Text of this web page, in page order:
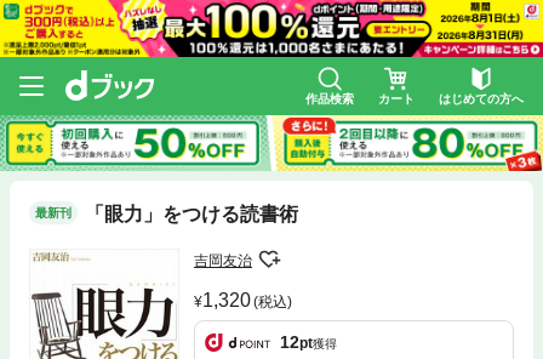
作品検索 カート はじめての方へ
最新刊 「眼力」をつける読書術
吉岡友治
1,320(税込)
12pt獲得